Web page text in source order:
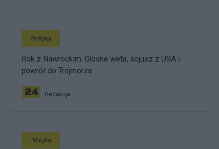
Polityka
Rok z Nawrockim. Głośne weta, sojusz z USA i
powrót do Trójmorza
Redakcja
Polityka